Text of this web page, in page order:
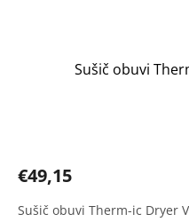
Sušič obuvi
€49,15
Sušič obuvi Therm-ic Dryer